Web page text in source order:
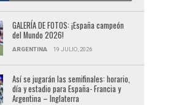
GALERÍA DE FOTOS: ¡España campeón
del Mundo 2026!
ARGENTINA 19 JULIO, 2026
Así se jugarán las semifinales: horario,
día y estadio para España- Francia y
Argentina – Inglaterra